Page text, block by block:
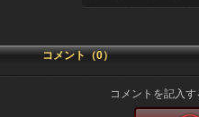
コメント（0）
コメントを記入す